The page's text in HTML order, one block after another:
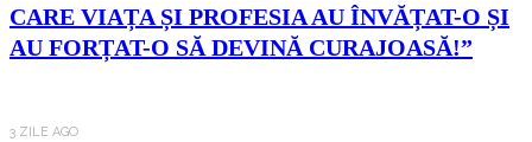
CARE VIAȚA ȘI PROFESIA AU ÎNVĂȚAT-O ȘI
AU FORȚAT-O SĂ DEVINĂ CURAJOASĂ!”
3 ZILE AGO